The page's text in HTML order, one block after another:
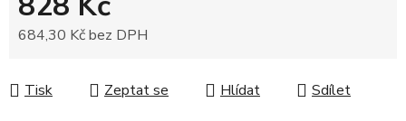
684,30 Kč bez DPH
Tisk
Zeptat se Hlídat Sdílet